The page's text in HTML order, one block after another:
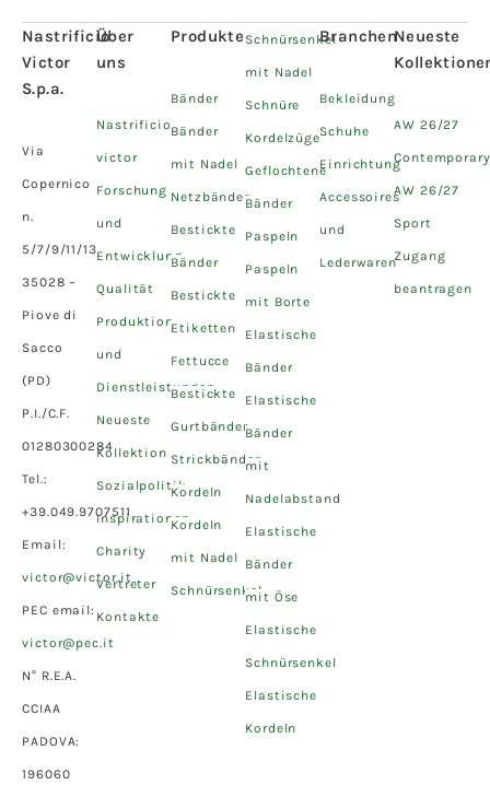
Nastrificio
Victor
S.p.a.
Via
Copernico
n.
5/7/9/11/13
35028 –
Piove di
Sacco
(PD)
P.I./C.F.
01280300284
Tel.:
+39.049.9707511
Email:
victor@victor.it
PEC email:
victor@pec.it
N° R.E.A.
CCIAA
PADOVA:
196060
Über
uns
Nastrificio
victor
Forschung
und
Entwicklung
Qualität
Produktion
und
Dienstleistungen
Neueste
Kollektion
Sozialpolitik
Inspirationen
Charity
Vertreter
Kontakte
Produkte
Bänder
Bänder
mit Nadel
Netzbänder
Bestickte
Bänder
Bestickte
Etiketten
Fettucce
Bestickte
Gurtbänder
Strickbänder
Kordeln
Kordeln
mit Nadel
Schnürsenkel
Schnürsenkel
mit Nadel
Schnüre
Kordelzüge
Geflochtene
Bänder
Paspeln
Paspeln
mit Borte
Elastische
Bänder
Elastische
Bänder
mit
Nadelabstand
Elastische
Bänder
mit Öse
Elastische
Schnürsenkel
Elastische
Kordeln
Branchen
Bekleidung
Schuhe
Einrichtung
Accessoires
und
Lederwaren
Neueste
AW 26/27
Contemporary
AW 26/27
Sport
Zugang
beantragen